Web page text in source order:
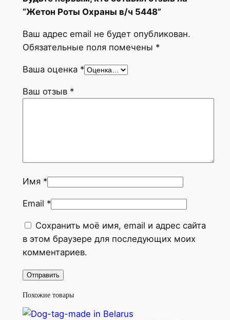
“Жетон Роты Охраны в/ч 5448”
Ваш адрес email не будет опубликован.
Обязательные поля помечены *
Ваша оценка *
Ваш отзыв *
Имя *
Email *
Сохранить моё имя, email и адрес сайта
в этом браузере для последующих моих
комментариев.
Похожие товары